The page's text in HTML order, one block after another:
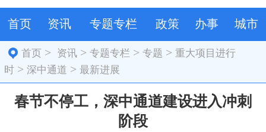
首页 资讯 专题专栏 政策 办事 城市
首页 > 资讯 >专题专栏 >专题 >重大项目进行
时 > 深中通道 > 最新进展
春节不停工，深中通道建设进入冲刺
阶段